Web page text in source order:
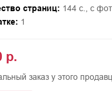
страниц: 144 с., с
1
р.
заказ у этого